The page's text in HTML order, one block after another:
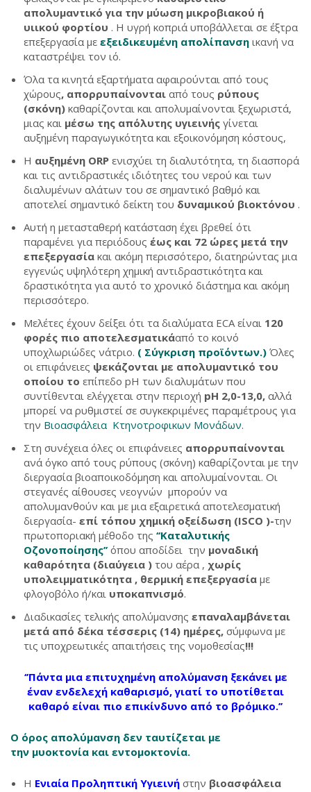
απολυμαντικό για την μύωση μικροβιακού ή
υιικού φορτίου . Η υγρή κοπριά υποβάλλεται σε έξτρα
επεξεργασία με εξειδικευμένη απολίπανση ικανή να
καταστρέψει τον ιό.
Όλα τα κινητά εξαρτήματα αφαιρούνται από τους
χώρους, απορρυπαίνονται από τους ρύπους
(σκόνη) καθαρίζονται και απολυμαίνονται ξεχωριστά,
μιας και μέσω της απόλυτης υγιεινής γίνεται
αυξημένη παραγωγικότητα και εξοικονόμηση κόστους,
Η αυξημένη ORP ενισχύει τη διαλυτότητα, τη διασπορά
και τις αντιδραστικές ιδιότητες του νερού και των
διαλυμένων αλάτων του σε σημαντικό βαθμό και
αποτελεί σημαντικό δείκτη του δυναμικού βιοκτόνου .
Αυτή η μετασταθερή κατάσταση έχει βρεθεί ότι
παραμένει για περιόδους έως και 72 ώρες μετά την
επεξεργασία και ακόμη περισσότερο, διατηρώντας μια
εγγενώς υψηλότερη χημική αντιδραστικότητα και
δραστικότητα για αυτό το χρονικό διάστημα και ακόμη
περισσότερο.
Μελέτες έχουν δείξει ότι τα διαλύματα ECA είναι 120
φορές πιο αποτελεσματικάαπό το κοινό
υποχλωριώδες νάτριο. ( Σύγκριση προϊόντων.) Όλες
οι επιφάνειες ψεκάζονται με απολυμαντικό του
οποίου το επίπεδο pH των διαλυμάτων που
συντίθενται ελέγχεται στην περιοχή pH 2,0-13,0, αλλά
μπορεί να ρυθμιστεί σε συγκεκριμένες παραμέτρους για
την Βιοασφάλεια Κτηνοτροφικων Μονάδων.
Στη συνέχεια όλες οι επιφάνειες απορρυπαίνονται
ανά όγκο από τους ρύπους (σκόνη) καθαρίζονται με την
διεργασία βιοαποικοδόμηση και απολυμαίνονται. Οι
στεγανές αίθουσες νεογνών μπορούν να
απολυμανθούν και με μια εξαιρετικά αποτελεσματική
διεργασία- επί τόπου χημική οξείδωση (ISCO )-την
πρωτοποριακή μέθοδο της ‘‘Καταλυτικής
Οζονοποίησης’’ όπου αποδίδει την μοναδική
καθαρότητα (διαύγεια ) του αέρα , χωρίς
υπολειμματικότητα , θερμική επεξεργασία με
φλογοβόλο ή/και υποκαπνισμό.
Διαδικασίες τελικής απολύμανσης επαναλαμβάνεται
μετά από δέκα τέσσερις (14) ημέρες, σύμφωνα με
τις υποχρεωτικές απαιτήσεις της νομοθεσίας!!!
‘’Πάντα μια επιτυχημένη απολύμανση ξεκάνει με
έναν ενδελεχή καθαρισμό, γιατί το υποτίθεται
καθαρό είναι πιο επικίνδυνο από το βρόμικο.’’
Ο όρος απολύμανση δεν ταυτίζεται με
την μυοκτονία και εντομοκτονία.
Η Ενιαία Προληπτική Υγιεινή στην βιοασφάλεια